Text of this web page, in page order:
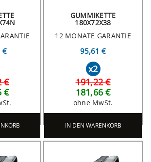
€
€
€
GUMMIKETTE
180X72X38
12 MONATE GARANTIE
95,61 €
x2
191,22 €
181,66 €
ohne MwSt.
IN DEN WARENKORB